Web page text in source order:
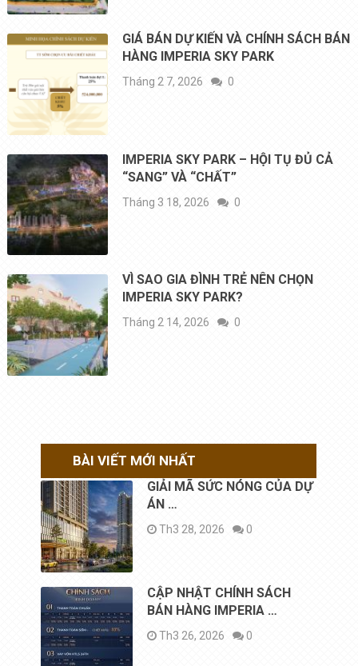
GIÁ BÁN DỰ KIẾN VÀ CHÍNH SÁCH BÁN
HÀNG IMPERIA SKY PARK
Tháng 2 7, 2026 0
IMPERIA SKY PARK – HỘI TỤ ĐỦ CẢ
“SANG” VÀ “CHẤT”
Tháng 3 18, 2026 0
VÌ SAO GIA ĐÌNH TRẺ NÊN CHỌN
IMPERIA SKY PARK?
Tháng 2 14, 2026 0
BÀI VIẾT MỚI NHẤT
GIẢI MÃ SỨC NÓNG CỦA DỰ
ÁN …
Th3 28, 2026 0
CẬP NHẬT CHÍNH SÁCH
BÁN HÀNG IMPERIA …
Th3 26, 2026 0